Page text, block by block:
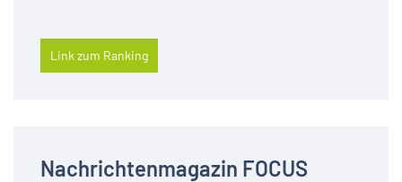
Link zum Ranking
Nachrichtenmagazin FOCUS